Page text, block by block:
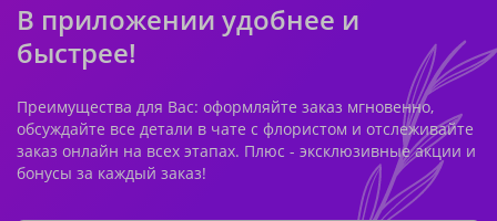
В приложении удобнее и
быстрее!
Преимущества для Вас: оформляйте заказ мгновенно,
обсуждайте все детали в чате с флористом и отслеживайте
заказ онлайн на всех этапах. Плюс - эксклюзивные акции и
бонусы за каждый заказ!